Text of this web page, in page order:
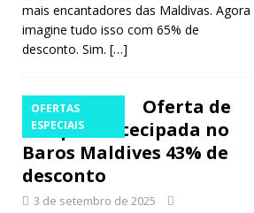
escapadela
RESORTS 5
ESTRELAS
mais encantadores das Maldivas. Agora
imagine tudo isso com 65% de
desconto. Sim. […]
OFERTAS
ESPECIAIS
Oferta de
compra antecipada no
Baros Maldives 43% de
desconto
3 de setembro de 2025